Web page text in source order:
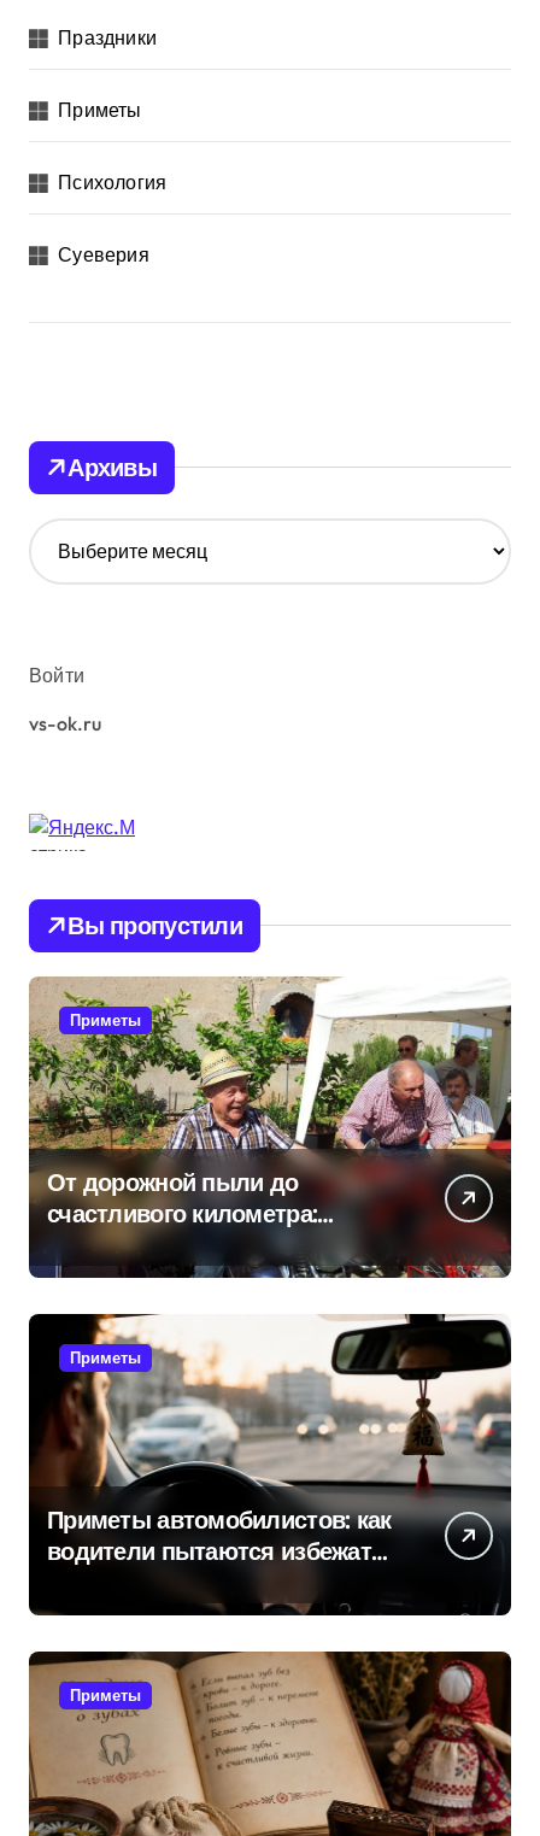
Праздники
Приметы
Психология
Суеверия
Архивы
А
р
ы
Войти
vs-ok.ru
Вы пропустили
Приметы
От дорожной пыли до
счастливого километра:
самые распространенные
приметы мотоциклистов
Приметы
Приметы автомобилистов: как
водители пытаются избежать
дороге
Приметы